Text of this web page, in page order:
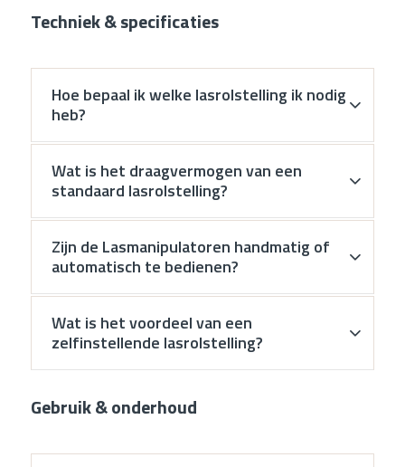
Techniek & specificaties
Hoe bepaal ik welke lasrolstelling ik nodig
heb?
Wat is het draagvermogen van een
standaard lasrolstelling?
Zijn de Lasmanipulatoren handmatig of
automatisch te bedienen?
Wat is het voordeel van een
zelfinstellende lasrolstelling?
Gebruik & onderhoud